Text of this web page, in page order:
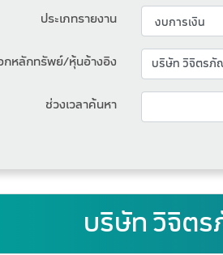
ประเภทรายงาน
หลักทรัพย์/หุ้นอ้างอิง
ช่วงเวลาค้นหา
บริษัท วิจิต